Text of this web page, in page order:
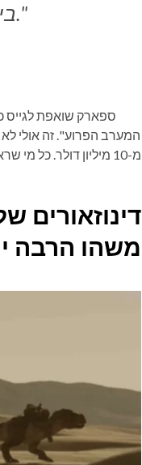
ביחד, אם זה מה שמגיע לשלושה האלה. אתה עם."
המערב הפרוע". זה אולי
מ-10 מיליון דולר.
דינוזאורים
משהו הרבה